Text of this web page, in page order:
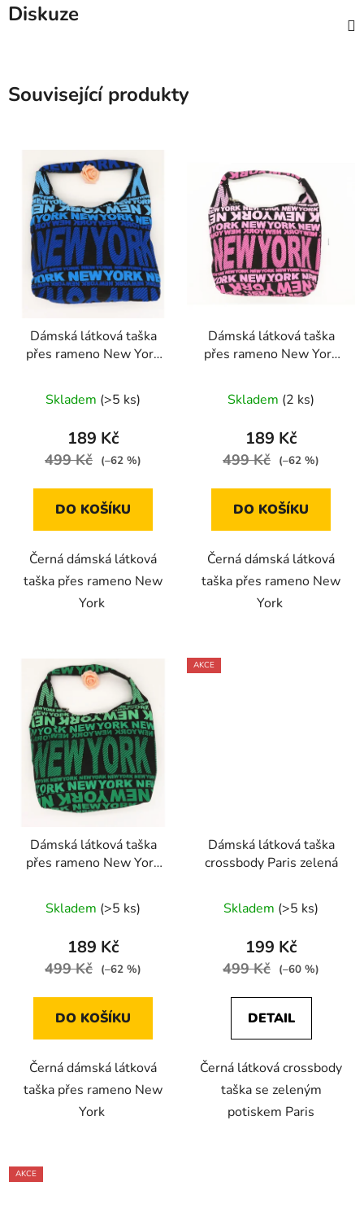
Diskuze
Související produkty
Dámská látková taška
přes rameno New York
Skladem (>5 ks)
189 Kč
499 Kč (–62 %)
DO KOŠÍKU
Černá dámská látková
taška přes rameno New
York
Dámská látková taška
přes rameno New York
Skladem (2 ks)
189 Kč
499 Kč (–62 %)
DO KOŠÍKU
Černá dámská látková
taška přes rameno New
York
Dámská látková taška
přes rameno New York
Skladem (>5 ks)
189 Kč
499 Kč (–62 %)
DO KOŠÍKU
Černá dámská látková
taška přes rameno New
York
AKCE
Dámská látková taška
crossbody Paris zelená
Skladem (>5 ks)
199 Kč
499 Kč (–60 %)
DETAIL
Černá látková crossbody
taška se zeleným
potiskem Paris
AKCE